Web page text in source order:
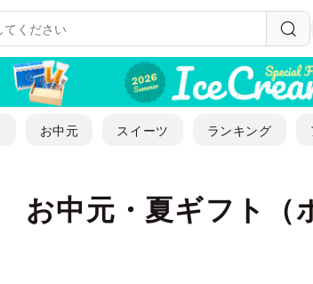
お中元 スイーツ ランキング
お中元・夏ギフト（